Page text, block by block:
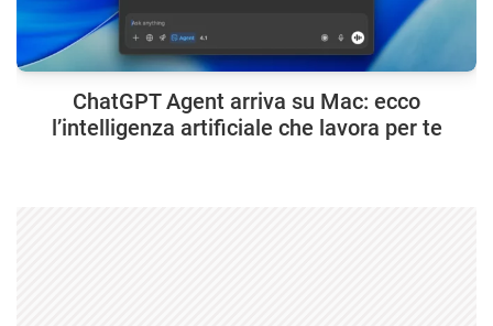
ChatGPT Agent arriva su Mac: ecco
l’intelligenza artificiale che lavora per te